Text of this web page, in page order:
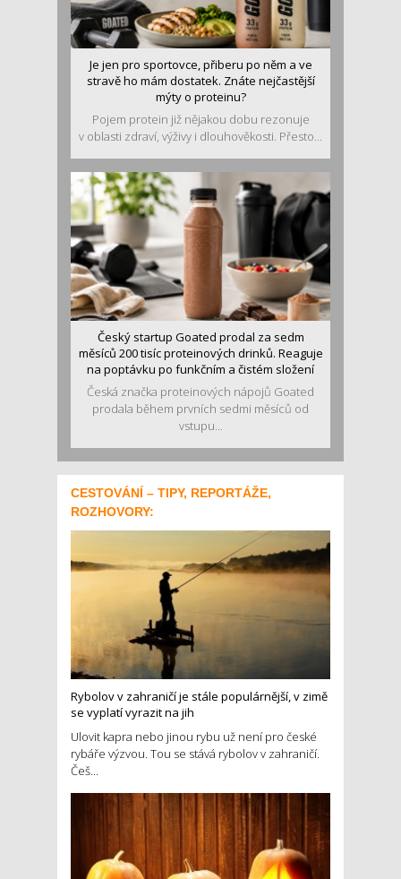
Je jen pro sportovce, přiberu po něm a ve
stravě ho mám dostatek. Znáte nejčastější
mýty o proteinu?
Pojem protein již nějakou dobu rezonuje
v oblasti zdraví, výživy i dlouhověkosti. Přesto...
Český startup Goated prodal za sedm
měsíců 200 tisíc proteinových drinků. Reaguje
na poptávku po funkčním a čistém složení
Česká značka proteinových nápojů Goated
prodala během prvních sedmi měsíců od
vstupu...
CESTOVÁNÍ – TIPY, REPORTÁŽE,
ROZHOVORY:
Rybolov v zahraničí je stále populárnější, v zimě
se vyplatí vyrazit na jih
Ulovit kapra nebo jinou rybu už není pro české
rybáře výzvou. Tou se stává rybolov v zahraničí.
Češ...